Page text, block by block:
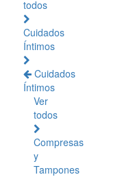
todos
Cuidados
Íntimos
Cuidados
Íntimos
Ver
todos
Compresas
y
Tampones